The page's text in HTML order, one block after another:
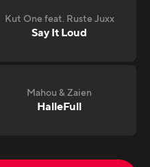
Kut One feat. Ruste Juxx
Say It Loud
Mahou & Zaien
HalleFull